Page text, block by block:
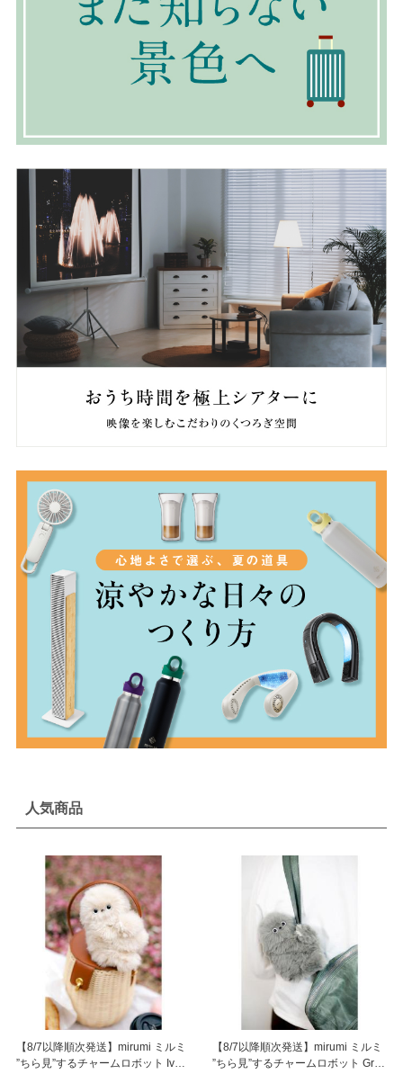
人気商品
【8/7以降順次発送】mirumi ミルミ
”ちら見”するチャームロボット Ivory
【8/7以降順次発送】mirumi ミルミ
”ちら見”するチャームロボット Gray